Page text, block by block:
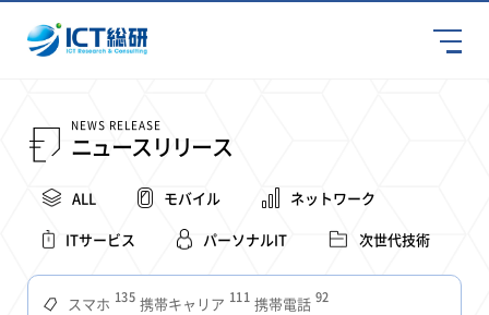
NEWS RELEASE
ニュースリリース
ALL モバイル
ネットワーク
ITサービス
パーソナルIT 次世代技術
スマホ 135 携帯キャリア 111 携帯電話 92